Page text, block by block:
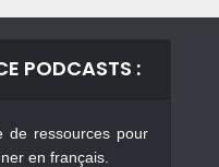
PODCASTS :
de ressources pour
en français.